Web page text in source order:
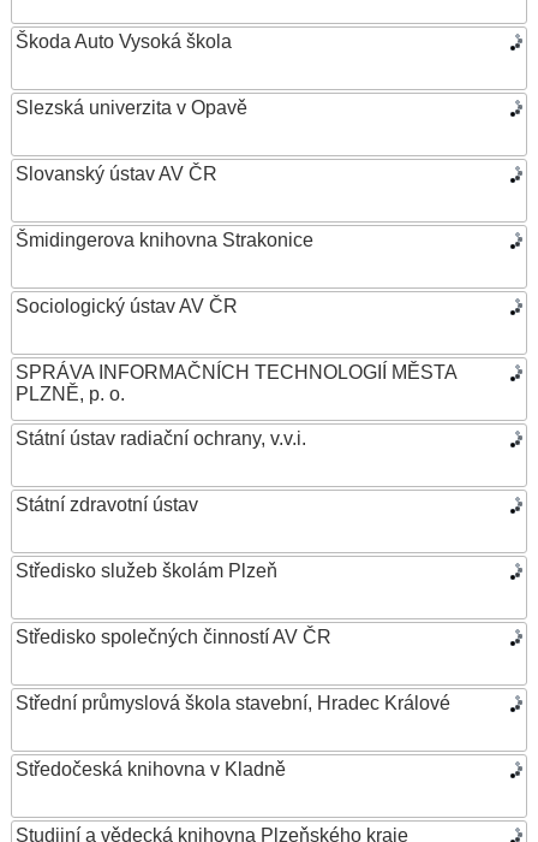
Škoda Auto Vysoká škola
Slezská univerzita v Opavě
Slovanský ústav AV ČR
Šmidingerova knihovna Strakonice
Sociologický ústav AV ČR
SPRÁVA INFORMAČNÍCH TECHNOLOGIÍ MĚSTA
PLZNĚ, p. o.
Státní ústav radiační ochrany, v.v.i.
Státní zdravotní ústav
Středisko služeb školám Plzeň
Středisko společných činností AV ČR
Střední průmyslová škola stavební, Hradec Králové
Středočeská knihovna v Kladně
Studijní a vědecká knihovna Plzeňského kraje